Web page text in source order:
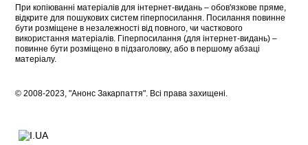
При копіюванні матеріалів для інтернет-видань – обов'язкове пряме,
відкрите для пошукових систем гіперпосилання. Посилання повинне
бути розміщене в незалежності від повного, чи часткового
використання матеріалів. Гіперпосилання (для інтернет-видань) –
повинне бути розміщено в підзаголовку, або в першому абзаці
матеріалу.
© 2008-2023, "Анонс Закарпаття". Всі права захищені.